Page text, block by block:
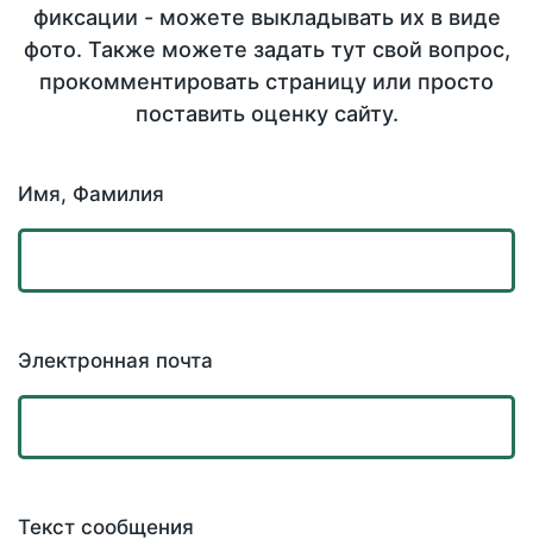
фиксации - можете выкладывать их в виде
фото. Также можете задать тут свой вопрос,
прокомментировать страницу или просто
поставить оценку сайту.
Имя, Фамилия
Электронная почта
Текст сообщения